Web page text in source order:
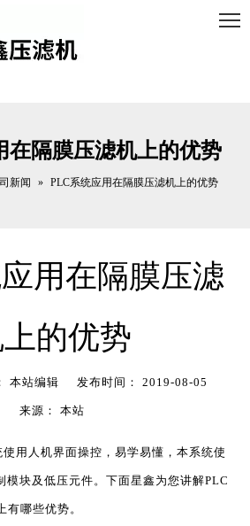
在隔膜压滤机上的优势
新闻 » PLC系统应用在隔膜压滤机上的优势
用在隔膜压滤
的优势
本站编辑 发布时间： 2019-08-05
来源： 本站
使用人机界面操控，易学易懂，本系统使
模块及低压元件。下面星鑫为您讲解PLC
有哪些优势。